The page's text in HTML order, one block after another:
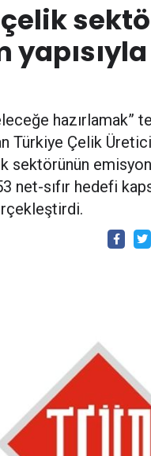
hazırlamak”
Türkiye Çelik
emisyon
net-sıfır hedefi